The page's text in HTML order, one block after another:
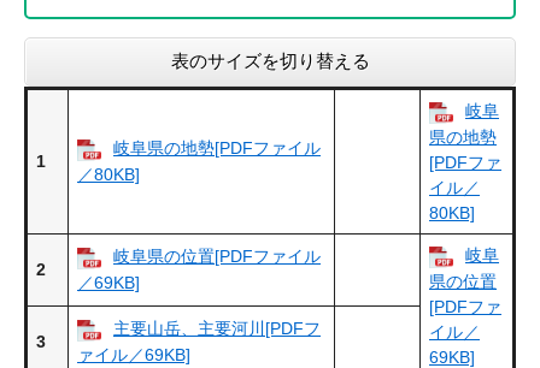
表のサイズを切り替える
1
岐阜県の地勢[PDFファイル
／80KB]
岐阜
県の地勢
[PDFファ
イル／
80KB]
2
岐阜県の位置[PDFファイル
／69KB]
岐阜
県の位置
[PDFファ
イル／
69KB]
3
主要山岳、主要河川[PDFフ
ァイル／69KB]